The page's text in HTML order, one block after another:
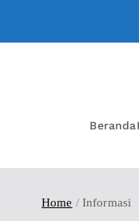
Beranda
Home Informasi